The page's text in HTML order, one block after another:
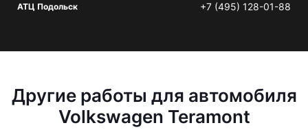
АТЦ Подольск +7 (495) 128-01-88
Другие работы для автомобиля
Volkswagen Teramont